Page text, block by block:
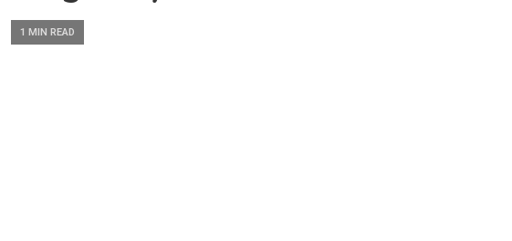
1 MIN READ